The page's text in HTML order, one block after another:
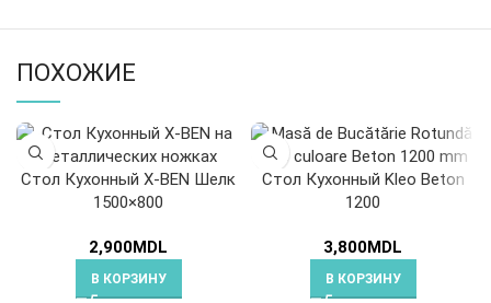
ПОХОЖИЕ
Стол Кухонный X-BEN Шелк
1500×800
2,900MDL
В КОРЗИНУ
Стол Кухонный Kleo Beton
1200
3,800MDL
В КОРЗИНУ